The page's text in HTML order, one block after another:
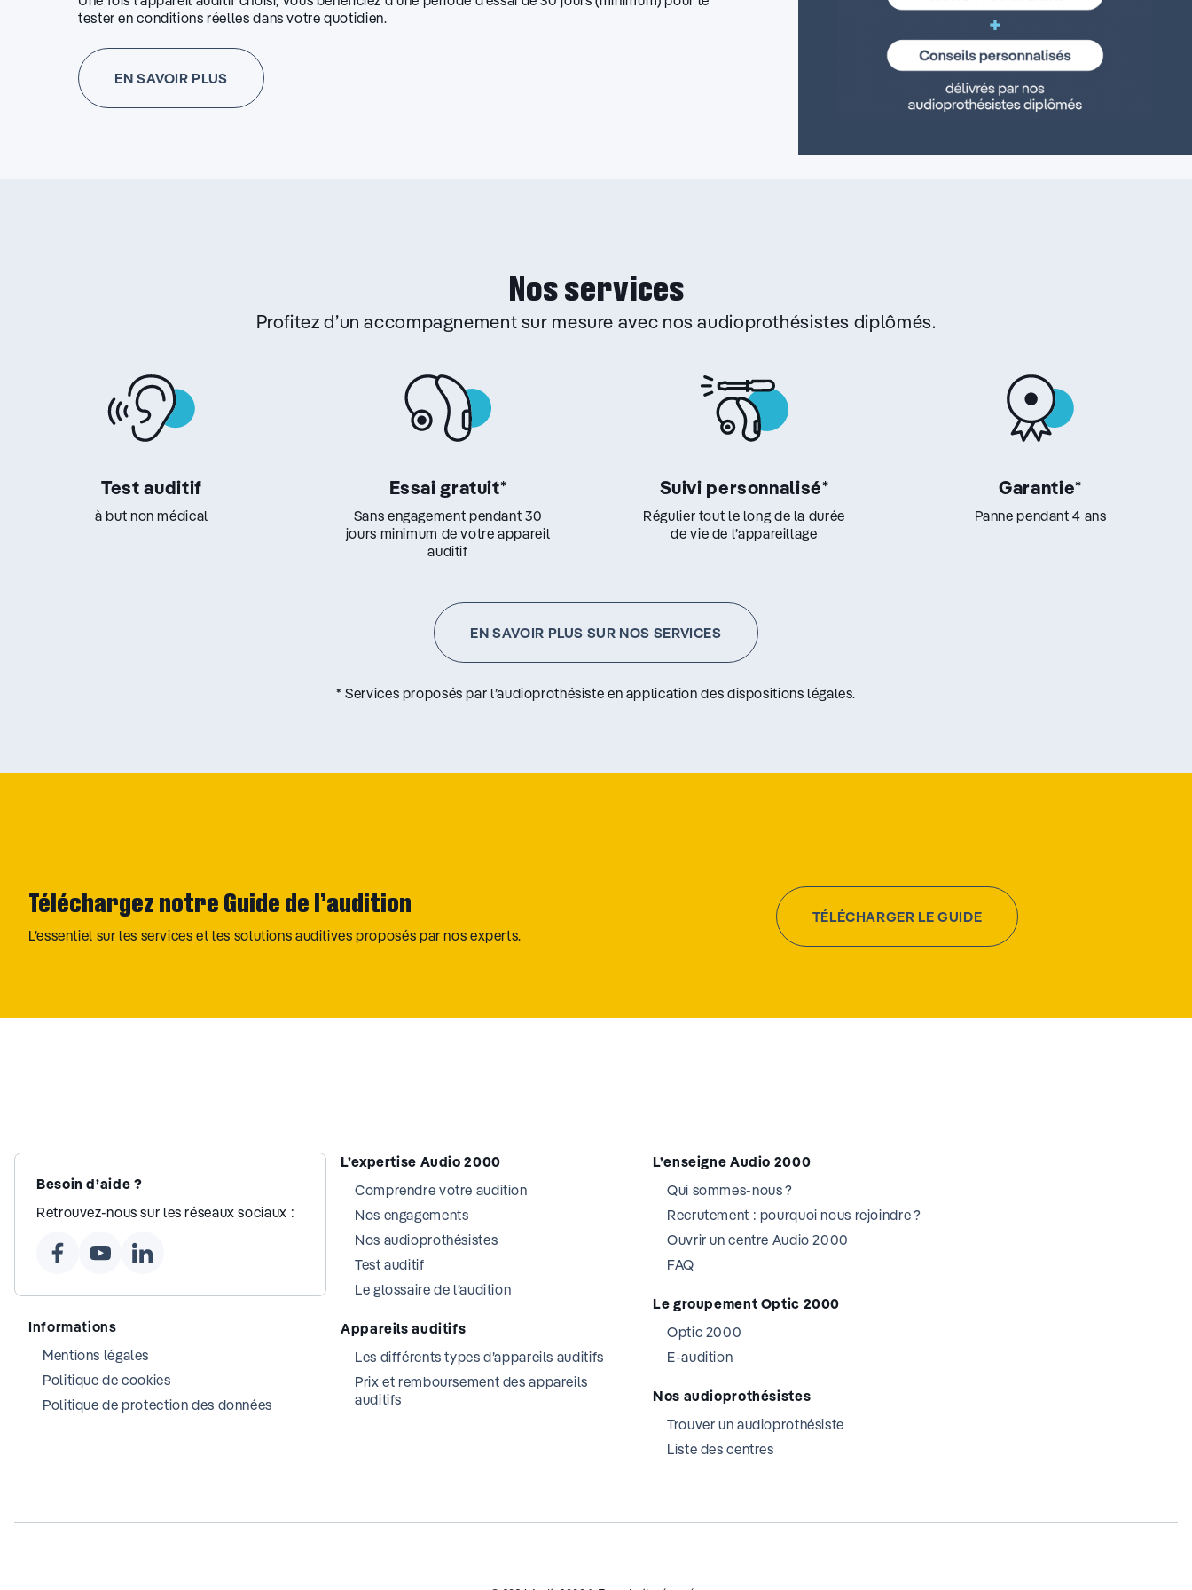
Audioprothésiste Redon - Audio 2000
tester en conditions réelles dans votre quotidien.
EN SAVOIR PLUS
Nos services
Profitez d’un accompagnement sur mesure avec nos audioprothésistes diplômés.
Test auditif
à but non médical
Essai gratuit*
Sans engagement pendant 30
jours minimum de votre appareil
auditif
Suivi personnalisé*
Régulier tout le long de la durée
de vie de l’appareillage
Garantie*
Panne pendant 4 ans
EN SAVOIR PLUS SUR NOS SERVICES
* Services proposés par l’audioprothésiste en application des dispositions légales.
Téléchargez notre Guide de l’audition
L’essentiel sur les services et les solutions auditives proposés par nos experts.
TÉLÉCHARGER LE GUIDE
Besoin d’aide ?
Retrouvez-nous sur les réseaux sociaux :
Informations
Mentions légales
Politique de cookies
Politique de protection des données
L’expertise Audio 2000
Comprendre votre audition
Nos engagements
Nos audioprothésistes
Test auditif
Le glossaire de l’audition
Appareils auditifs
Les différents types d’appareils auditifs
Prix et remboursement des appareils
auditifs
L’enseigne Audio 2000
Qui sommes-nous ?
Recrutement : pourquoi nous rejoindre ?
Ouvrir un centre Audio 2000
FAQ
Le groupement Optic 2000
Optic 2000
E-audition
Nos audioprothésistes
Trouver un audioprothésiste
Liste des centres